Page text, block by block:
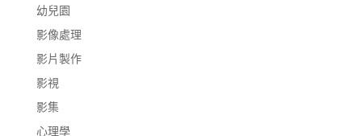
幼兒園
影像處理
影片製作
影視
影集
心理學